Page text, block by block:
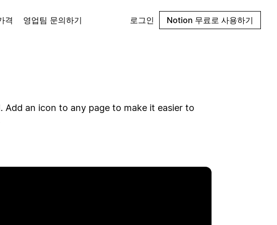
격 영업팀 문의하기 로그인 Notion 무료로 사용하기
an icon to any page to make it easier to